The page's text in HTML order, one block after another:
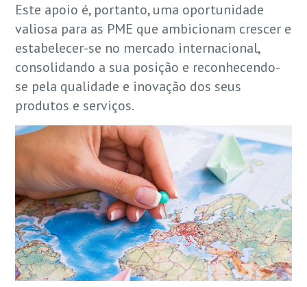
Este apoio é, portanto, uma oportunidade
valiosa para as PME que ambicionam crescer e
estabelecer-se no mercado internacional,
consolidando a sua posição e reconhecendo-
se pela qualidade e inovação dos seus
produtos e serviços.